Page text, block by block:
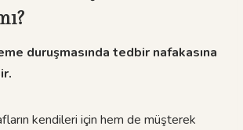
duruşmasında tedbir nafakasına
kendileri için hem de müşterek